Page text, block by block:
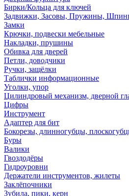
Бирки/Кольца для ключей
Задвижки, Засовы, Пружины,
Замки
Крючки, подвески мебельные
Накладки, прушины
Обивка для дверей
Петли, доводчики
Ручки, защёлки
Таблички информационные
Уголки, упор
Цилиндровый механизм, дверной
Цифры
Инструмент
Адаптер для бит
Бокорезы, длинногубцы,
Буры
Валики
Гвоздодёры
Гидроуровни
Держатели инструментов, жилеты
Заклёпочники
Зубила, пики, керн